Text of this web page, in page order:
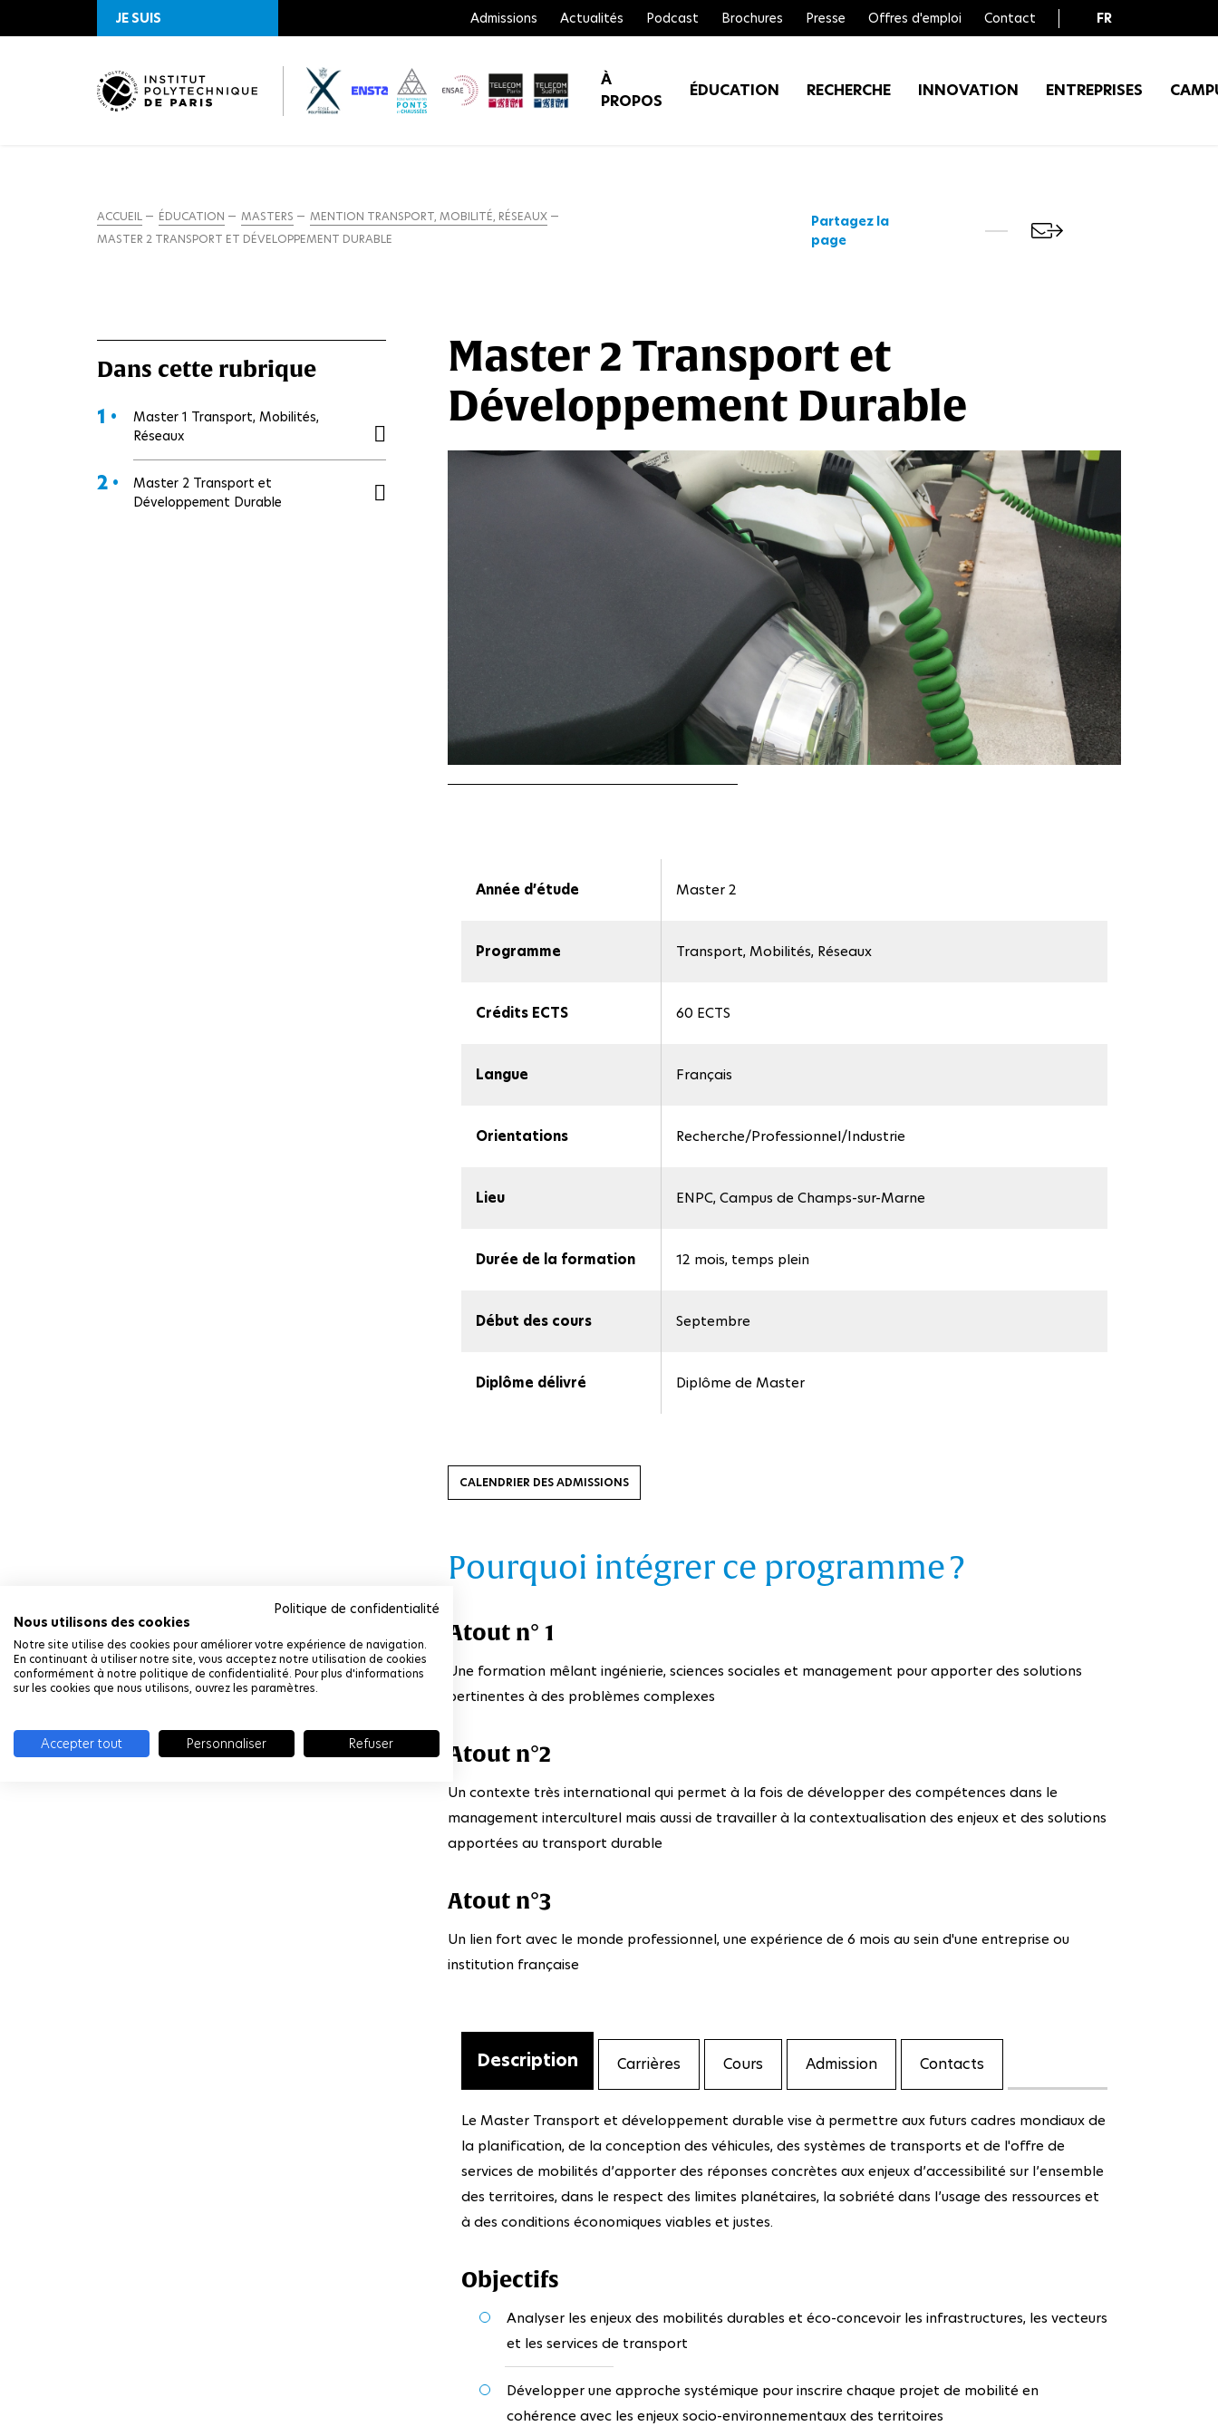
Politique de confidentialité
Nous utilisons des cookies
Notre site utilise des cookies pour améliorer votre expérience de navigation.
En continuant à utiliser notre site, vous acceptez notre utilisation de cookies
conformément à notre politique de confidentialité. Pour plus d'informations
sur les cookies que nous utilisons, ouvrez les paramètres.
Accepter tout Personnaliser Refuser
JE SUIS Admissions Actualités Podcast Brochures Presse Offres d'emploi Contact FR
À
PROPOS
ÉDUCATION RECHERCHE INNOVATION ENTREPRISES
ACCUEIL ÉDUCATION MASTERS
MENTION TRANSPORT, MOBILITÉ, RÉSEAUX
MASTER 2 TRANSPORT ET DÉVELOPPEMENT DURABLE
Partagez la
page
Dans cette rubrique
1 •
Master 1 Transport, Mobilités,
Réseaux
2 •
Master 2 Transport et
Développement Durable
Master 2 Transport et
Développement Durable
Année d’étude Master 2
Programme Transport, Mobilités, Réseaux
Crédits ECTS 60 ECTS
Langue Français
Orientations Recherche/Professionnel/Industrie
Lieu ENPC, Campus de Champs-sur-Marne
Durée de la formation 12 mois, temps plein
Début des cours Septembre
Diplôme délivré Diplôme de Master
CALENDRIER DES ADMISSIONS
Pourquoi intégrer ce programme ?
Atout n° 1
Une formation mêlant ingénierie, sciences sociales et management pour apporter des solutions
pertinentes à des problèmes complexes
Atout n°2
Un contexte très international qui permet à la fois de développer des compétences dans le
management interculturel mais aussi de travailler à la contextualisation des enjeux et des solutions
apportées au transport durable
Atout n°3
Un lien fort avec le monde professionnel, une expérience de 6 mois au sein d'une entreprise ou
institution française
Description Carrières Cours Admission Contacts
Le Master Transport et développement durable vise à permettre aux futurs cadres mondiaux de
la planification, de la conception des véhicules, des systèmes de transports et de l'offre de
services de mobilités d’apporter des réponses concrètes aux enjeux d’accessibilité sur l’ensemble
des territoires, dans le respect des limites planétaires, la sobriété dans l’usage des ressources et
à des conditions économiques viables et justes.
Objectifs
Analyser les enjeux des mobilités durables et éco-concevoir les infrastructures, les vecteurs
et les services de transport
Développer une approche systémique pour inscrire chaque projet de mobilité en
cohérence avec les enjeux socio-environnementaux des territoires